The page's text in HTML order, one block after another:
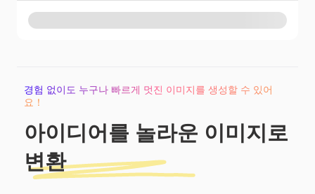
경험 없이도 누구나 빠르게 멋진 이미지를 생성할 수 있어
요！
아이디어를 놀라운 이미지로
변환